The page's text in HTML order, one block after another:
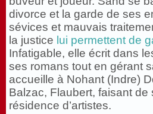
divorce et la garde de ses
sévices et mauvais
la justice lui permettent de
Infatigable, elle écrit dans
ses romans tout en gérant
accueille à Nohant (Indre)
Balzac, Flaubert, faisant de
résidence d’artistes.